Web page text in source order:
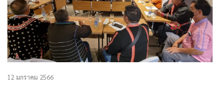
12 มกราคม 2566